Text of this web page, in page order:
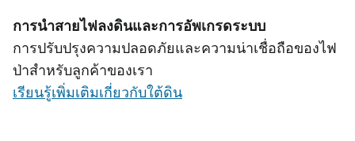
การนำสายไฟลงดินและการอัพเกรดระบบ
การปรับปรุงความปลอดภัยและความน่าเชื่อถือของไฟ
ป่าสําหรับลูกค้าของเรา
เรียนรู้เพิ่มเติมเกี่ยวกับใต้ดิน